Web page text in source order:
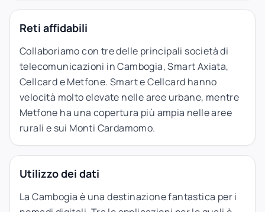
Reti affidabili
Collaboriamo con tre delle principali società di
telecomunicazioni in Cambogia, Smart Axiata,
Cellcard e Metfone. Smart e Cellcard hanno
velocità molto elevate nelle aree urbane, mentre
Metfone ha una copertura più ampia nelle aree
rurali e sui Monti Cardamomo.
Utilizzo dei dati
La Cambogia è una destinazione fantastica per i